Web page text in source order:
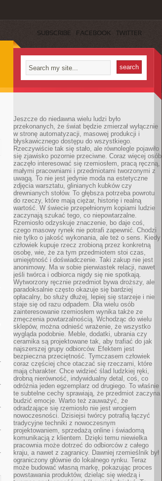
SUBSCRIBE FACEBOOK TWITTER
Jeszcze do niedawna wielu ludzi było
przekonanych, że świat będzie zmierzał wyłącznie
w stronę automatyzacji, masowej produkcji i
błyskawicznego dostępu do wszystkiego.
Rzeczywiście tak się stało, ale równolegle pojawiło
się zjawisko pozornie przeciwne. Coraz więcej osób
zaczęło interesować się rzemiosłem, pracą ręczną,
małymi pracowniami i przedmiotami tworzonymi z
uwagą. To nie jest jedynie moda na estetyczne
zdjęcia warsztatu, glinianych kubków czy
drewnianych stołów. To głębsza potrzeba powrotu
do rzeczy, które mają ciężar, historię i realną
wartość. W świecie przepełnionym kopiami ludzie
zaczynają szukać tego, co niepowtarzalne.
Rzemiosło odzyskuje znaczenie, bo daje coś,
czego masowy rynek nie potrafi zapewnić. Chodzi
nie tylko o jakość wykonania, ale też o sens. Kiedy
człowiek kupuje rzecz zrobioną przez konkretną
osobę, wie, że za tym przedmiotem stoi czas,
umiejętność i doświadczenie. Taki zakup nie jest
anonimowy. Ma w sobie pierwiastek relacji, nawet
jeśli twórca i odbiorca nigdy się nie spotkają.
Wytworzony ręcznie przedmiot bywa droższy, ale
paradoksalnie często okazuje się bardziej
opłacalny, bo służy dłużej, lepiej się starzeje i nie
staje się od razu odpadem. Dla wielu osób
zainteresowanie rzemiosłem wynika także ze
zmęczenia powtarzalnością. Wchodząc do wielu
sklepów, można odnieść wrażenie, że wszystko
wygląda podobnie. Meble, dodatki, ubrania czy
ceramika są projektowane tak, aby trafiać do jak
najszerszej grupy odbiorców. Efektem jest
bezpieczna przeciętność. Tymczasem człowiek
coraz częściej chce otaczać się rzeczami, które
mają charakter. Chce widzieć ślad ludzkiej ręki,
drobną nierówność, indywidualny detal, coś, co
odróżnia jeden egzemplarz od drugiego. To właśnie
te subtelne cechy sprawiają, że przedmiot zaczyna
budzić emocje. Warto też zauważyć, że
odradzające się rzemiosło nie jest wrogiem
nowoczesności. Dzisiejsi twórcy potrafią łączyć
tradycyjne techniki z nowoczesnym
projektowaniem, sprzedażą online i świadomą
komunikacją z klientem. Dzięki temu niewielka
pracownia może dotrzeć do odbiorców z całego
kraju, a nawet z zagranicy. Dawniej rzemieślnik był
ograniczony głównie do lokalnego rynku. Teraz
może budować własną markę, pokazując proces
powstawania produktów, dzieląc się wiedzą i